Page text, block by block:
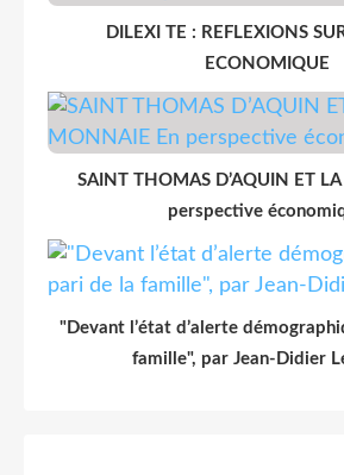
DILEXI TE : REFLEXIONS
ECONOMIQUE
SAINT THOMAS D’AQUIN ET
perspective
"Devant l’état d’alerte
famille", par Jean-Didier